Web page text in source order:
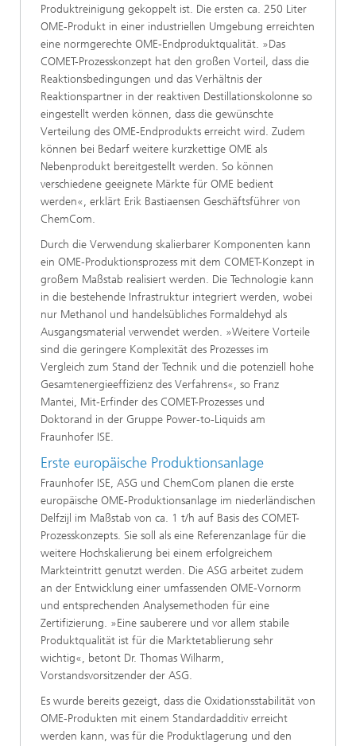
Produktreinigung gekoppelt ist. Die ersten ca. 250 Liter
OME-Produkt in einer industriellen Umgebung erreichten
eine normgerechte OME-Endproduktqualität. »Das
COMET-Prozesskonzept hat den großen Vorteil, dass die
Reaktionsbedingungen und das Verhältnis der
Reaktionspartner in der reaktiven Destillationskolonne so
eingestellt werden können, dass die gewünschte
Verteilung des OME-Endprodukts erreicht wird. Zudem
können bei Bedarf weitere kurzkettige OME als
Nebenprodukt bereitgestellt werden. So können
verschiedene geeignete Märkte für OME bedient
werden«, erklärt Erik Bastiaensen Geschäftsführer von
ChemCom.
Durch die Verwendung skalierbarer Komponenten kann
ein OME-Produktionsprozess mit dem COMET-Konzept in
großem Maßstab realisiert werden. Die Technologie kann
in die bestehende Infrastruktur integriert werden, wobei
nur Methanol und handelsübliches Formaldehyd als
Ausgangsmaterial verwendet werden. »Weitere Vorteile
sind die geringere Komplexität des Prozesses im
Vergleich zum Stand der Technik und die potenziell hohe
Gesamtenergieeffizienz des Verfahrens«, so Franz
Mantei, Mit-Erfinder des COMET-Prozesses und
Doktorand in der Gruppe Power-to-Liquids am
Fraunhofer ISE.
Erste europäische Produktionsanlage
Fraunhofer ISE, ASG und ChemCom planen die erste
europäische OME-Produktionsanlage im niederländischen
Delfzijl im Maßstab von ca. 1 t/h auf Basis des COMET-
Prozesskonzepts. Sie soll als eine Referenzanlage für die
weitere Hochskalierung bei einem erfolgreichem
Markteintritt genutzt werden. Die ASG arbeitet zudem
an der Entwicklung einer umfassenden OME-Vornorm
und entsprechenden Analysemethoden für eine
Zertifizierung. »Eine sauberere und vor allem stabile
Produktqualität ist für die Marktetablierung sehr
wichtig«, betont Dr. Thomas Wilharm,
Vorstandsvorsitzender der ASG.
Es wurde bereits gezeigt, dass die Oxidationsstabilität von
OME-Produkten mit einem Standardadditiv erreicht
werden kann, was für die Produktlagerung und den